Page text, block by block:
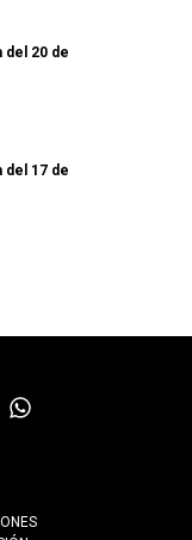
del 20 de
del 17 de